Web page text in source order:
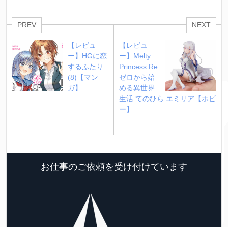
PREV
【レビュ
ー】HGに恋
するふたり
(8)【マン
ガ】
NEXT
【レビュ
ー】Melty
Princess Re:
ゼロから始
める異世界
生活 てのひら エミリア【ホビ
ー】
お仕事のご依頼を受け付けています